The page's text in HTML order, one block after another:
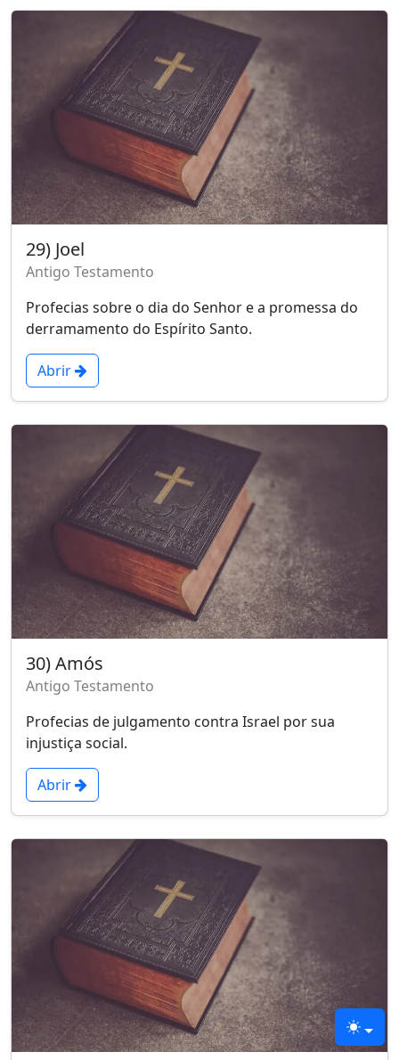
Tema
29) Joel
Antigo Testamento
Profecias sobre o dia do Senhor e a promessa do
derramamento do Espírito Santo.
Abrir
30) Amós
Antigo Testamento
Profecias de julgamento contra Israel por sua
injustiça social.
Abrir